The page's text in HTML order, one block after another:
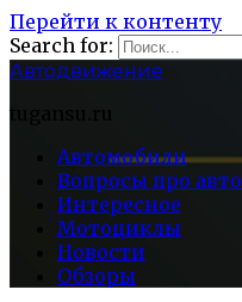
Перейти к контенту
Search for:
Автодвижение
tugansu.ru
Автомобили
Вопросы про авто
Интересное
Мотоциклы
Новости
Обзоры